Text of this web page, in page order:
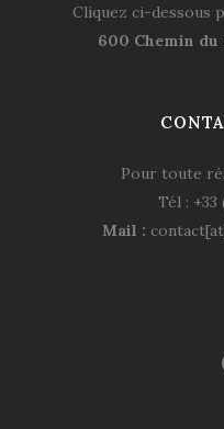
Cliquez ci-dessous
600 Chemin du
Pour toute
Tél : +33
Mail :